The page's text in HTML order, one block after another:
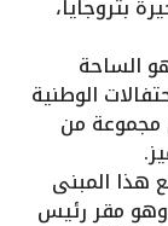
الساحة
الوطنية
مجموعة من
هذا المبنى
وهو مقر رئيس